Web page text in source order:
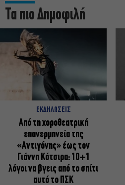
Τα πιο Δημοφιλή
ΕΚΔΗΛΩΣΕΙΣ
Από τη χοροθεατρική
επανερμηνεία της
«Αντιγόνης» έως τον
Γιάννη Κότσιρα: 10+1
λόγοι να βγεις από το σπίτι
αυτό το ΠΣΚ